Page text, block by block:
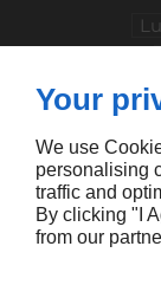
Your
We use
personalising
traffic and
By clicking "I
from our